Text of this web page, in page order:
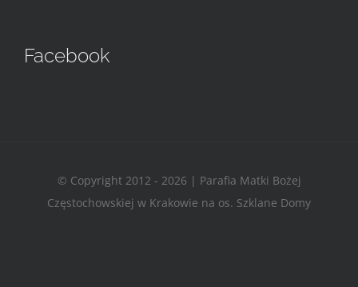
Facebook
© Copyright 2012 - 2026 | Parafia Matki Bożej
Częstochowskiej w Krakowie na os. Szklane Domy